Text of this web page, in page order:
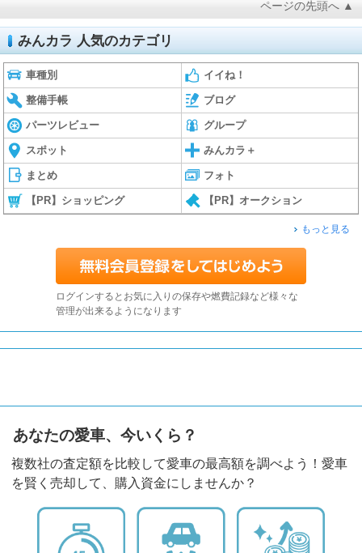
ページの先頭へ ▲
みんカラ 人気のカテゴリ
車種別 イイね！
整備手帳 ブログ
パーツレビュー グループ
スポット みんカラ＋
まとめ フォト
【PR】ショッピング 【PR】オークション
もっと見る
ログインするとお気に入りの保存や燃費記録など様々な
管理が出来るようになります
あなたの愛車、今いくら？
複数社の査定額を比較して愛車の最高額を調べよう！愛車
を賢く売却して、購入資金にしませんか？